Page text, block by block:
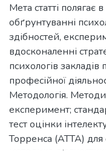
Мета статті полягає
обґрунтуванні
здібностей,
вдосконаленні
психологів закладів
професійної
Методологія.
експеримент;
тест оцінки
Торренса (АТТА) для